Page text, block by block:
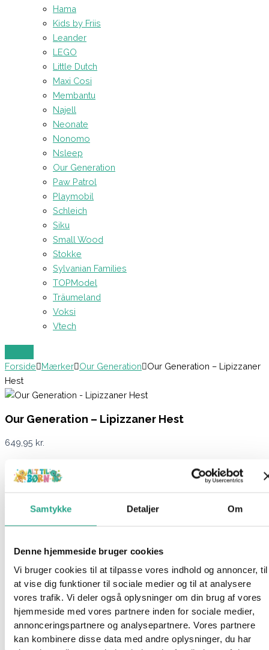
Samtykke Detaljer Om
Denne hjemmeside bruger cookies
Vi bruger cookies til at tilpasse vores indhold og annoncer, til
at vise dig funktioner til sociale medier og til at analysere
vores trafik. Vi deler også oplysninger om din brug af vores
hjemmeside med vores partnere inden for sociale medier,
annonceringspartnere og analysepartnere. Vores partnere
kan kombinere disse data med andre oplysninger, du har
Hama
Kids by Friis
Leander
LEGO
Little Dutch
Maxi Cosi
Membantu
Najell
Neonate
Nonomo
Nsleep
Our Generation
Paw Patrol
Playmobil
Schleich
Siku
Small Wood
Stokke
Sylvanian Families
TOPModel
Träumeland
Voksi
Vtech
Forside Mærker Our Generation
Our Generation – Lipizzaner
Hest
Our Generation – Lipizzaner Hest
649,95 kr.
Generation
Beskrivelse
din Our Generation dukke en hyggelig ridetur og nogle gode
stunder i stalden.
Med til hesten følger en sadel, sadelunderlag, hovedtøj,
sprayflaske, børste, kam, spænde formet som hjerte, 2 hår